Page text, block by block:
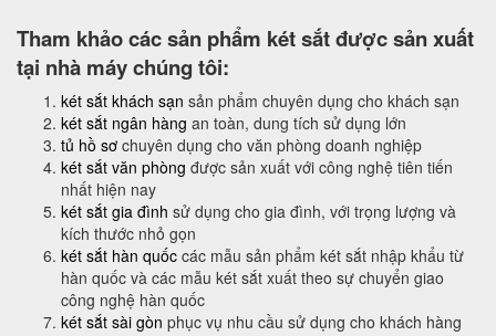
Tham khảo các sản phẩm két sắt được sản xuất
tại nhà máy chúng tôi:
két sắt khách sạn sản phẩm chuyên dụng cho khách sạn
két sắt ngân hàng an toàn, dung tích sử dụng lớn
tủ hồ sơ chuyên dụng cho văn phòng doanh nghiệp
két sắt văn phòng được sản xuất với công nghệ tiên tiến
nhất hiện nay
két sắt gia đình sử dụng cho gia đình, với trọng lượng và
kích thước nhỏ gọn
két sắt hàn quốc các mẫu sản phẩm két sắt nhập khẩu từ
hàn quốc và các mẫu két sắt xuất theo sự chuyển giao
công nghệ hàn quốc
két sắt sài gòn phục vụ nhu cầu sử dụng cho khách hàng